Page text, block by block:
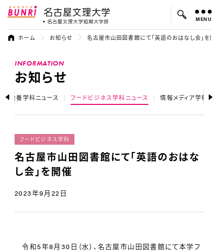
名古屋文理大学 名古屋文理大
よく検索されているキーワード：
MENU
ホーム お知らせ 名古屋市山田図書館にて「英語のおはなし会」を開
INFORMATION
お知らせ
康栄養学科ニュース フードビジネス学科ニュース 情報メディア学科ニ
フードビジネス学科
名古屋市山田図書館にて「英語のおはな
し会」を開催
2023年9月22日
令和5年8月30日（水）、名古屋市山田図書館にて本学フ